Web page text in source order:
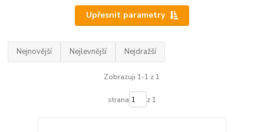
Upřesnit parametry
Nejnovější Nejlevnější Nejdražší
Zobrazuji 1-1 z 1
strana z 1